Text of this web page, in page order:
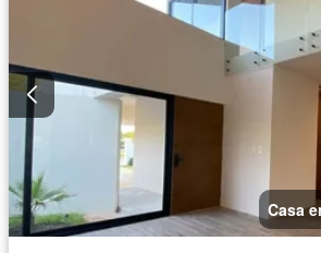
Zonas verdes
Sin amueblar
Casa